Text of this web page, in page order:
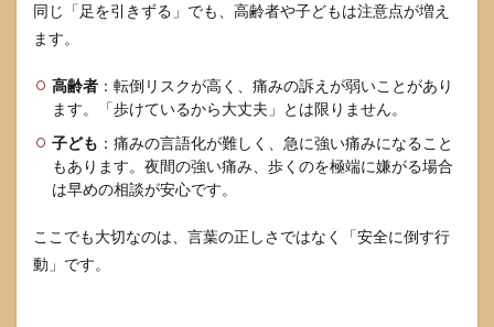
同じ「足を引きずる」でも、高齢者や子どもは注意点が増え
ます。
高齢者 ：転倒リスクが高く、痛みの訴えが弱いことがあり
ます。「歩けているから大丈夫」とは限りません。
子ども ：痛みの言語化が難しく、急に強い痛みになること
もあります。夜間の強い痛み、歩くのを極端に嫌がる場合
は早めの相談が安心です。
ここでも大切なのは、言葉の正しさではなく「安全に倒す行
動」です。